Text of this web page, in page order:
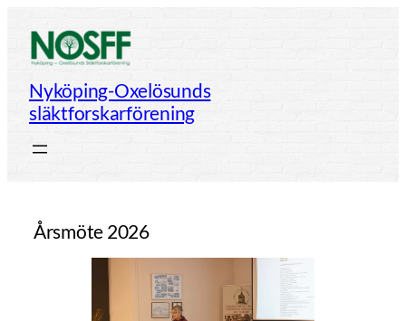
innehåll
Nyköping-Oxelösunds
släktforskarförening
Årsmöte 2026